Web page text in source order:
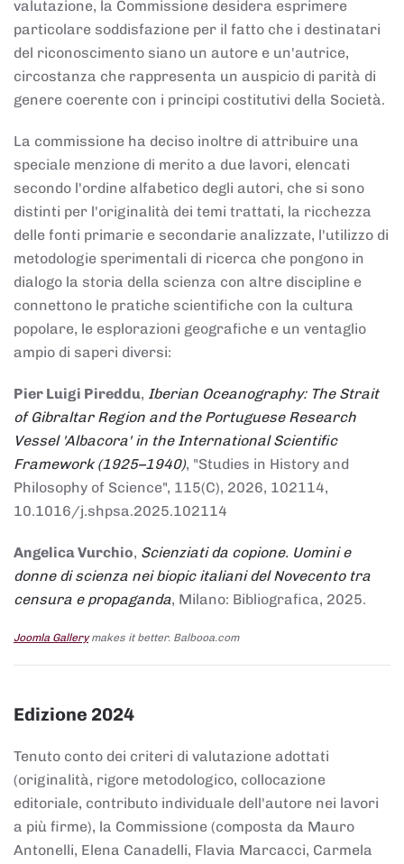
valutazione, la Commissione desidera esprimere
particolare soddisfazione per il fatto che i destinatari
del riconoscimento siano un autore e un'autrice,
circostanza che rappresenta un auspicio di parità di
genere coerente con i principi costitutivi della Società.
La commissione ha deciso inoltre di attribuire una
speciale menzione di merito a due lavori, elencati
secondo l'ordine alfabetico degli autori, che si sono
distinti per l'originalità dei temi trattati, la ricchezza
delle fonti primarie e secondarie analizzate, l'utilizzo di
metodologie sperimentali di ricerca che pongono in
dialogo la storia della scienza con altre discipline e
connettono le pratiche scientifiche con la cultura
popolare, le esplorazioni geografiche e un ventaglio
ampio di saperi diversi:
Pier Luigi Pireddu, Iberian Oceanography: The Strait
of Gibraltar Region and the Portuguese Research
Vessel 'Albacora' in the International Scientific
Framework (1925–1940), "Studies in History and
Philosophy of Science", 115(C), 2026, 102114,
10.1016/j.shpsa.2025.102114
Angelica Vurchio, Scienziati da copione. Uomini e
donne di scienza nei biopic italiani del Novecento tra
censura e propaganda, Milano: Bibliografica, 2025.
Joomla Gallerymakes it better. Balbooa.com
Edizione 2024
Tenuto conto dei criteri di valutazione adottati
(originalità, rigore metodologico, collocazione
editoriale, contributo individuale dell'autore nei lavori
a più firme), la Commissione (composta da Mauro
Antonelli, Elena Canadelli, Flavia Marcacci, Carmela